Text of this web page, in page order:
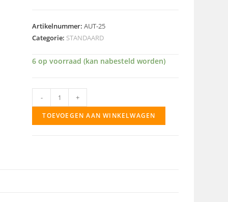
Artikelnummer:AUT-25
Categorie: STANDAARD
6 op voorraad (kan nabesteld worden)
-
aantal
+
TOEVOEGEN AAN WINKELWAGEN